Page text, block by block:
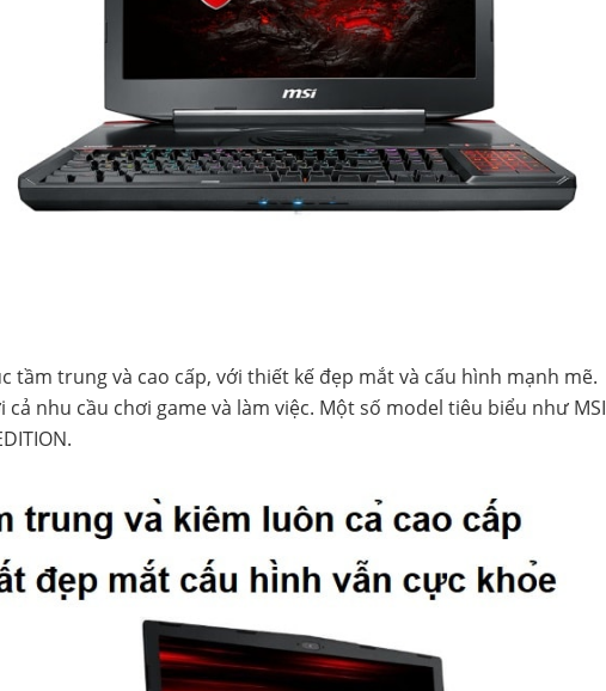
tầm trung và cao cấp, với thiết kế đẹp mắt và cấu hình mạnh mẽ.
cả nhu cầu chơi game và làm việc. Một số model tiêu biểu như MSI